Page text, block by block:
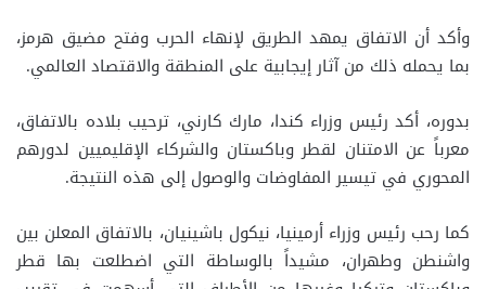
وأكد أن الاتفاق يمهد الطريق لإنهاء الحرب وفتح مضيق هرمز،
بما يحمله ذلك من آثار إيجابية على المنطقة والاقتصاد العالمي.
بدوره، أكد رئيس وزراء كندا، مارك كارني، ترحيب بلاده بالاتفاق،
معرباً عن الامتنان لقطر وباكستان والشركاء الإقليميين لدورهم
المحوري في تيسير المفاوضات والوصول إلى هذه النتيجة.
كما رحب رئيس وزراء أرمينيا، نيكول باشينيان، بالاتفاق المعلن بين
واشنطن وطهران، مشيداً بالوساطة التي اضطلعت بها قطر